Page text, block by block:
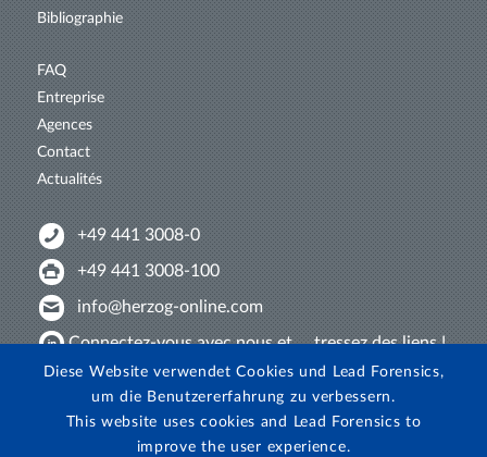
Bibliographie
FAQ
Entreprise
Agences
Contact
Actualités
+49 441 3008-0
+49 441 3008-100
info@herzog-online.com
Connectez-vous avec nous et ... tressez des liens !
Venez nous découvrir sur YouTube !
Regardez sur Instagram!
Diese Website verwendet Cookies und Lead Forensics,
um die Benutzererfahrung zu verbessern.
This website uses cookies and Lead Forensics to
improve the user experience.